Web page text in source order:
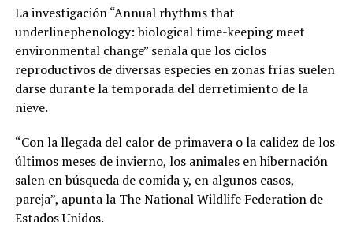
La investigación “Annual rhythms that
underlinephenology: biological time-keeping meet
environmental change” señala que los ciclos
reproductivos de diversas especies en zonas frías suelen
darse durante la temporada del derretimiento de la
nieve.
“Con la llegada del calor de primavera o la calidez de los
últimos meses de invierno, los animales en hibernación
salen en búsqueda de comida y, en algunos casos,
pareja”, apunta la The National Wildlife Federation de
Estados Unidos.